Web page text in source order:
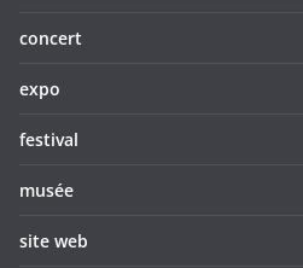
concert
expo
festival
musée
site web